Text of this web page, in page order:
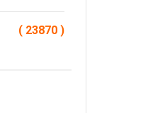
( 23870 )